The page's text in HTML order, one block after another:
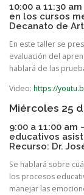
10:00 a 11:30
en los cursos
Decanato de
En este taller se
evaluación del
hablará de las
Video: https://
Miércoles 25
9:00 a 11:00
educativos
Recurso: Dr.
Se hablará sobre
los procesos
manejar las